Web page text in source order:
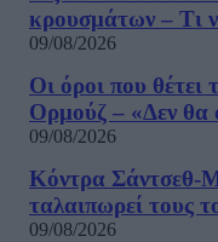
κρουσμάτων – Τι
09/08/2026
Οι όροι που
Ορμούζ – «Δεν θα
09/08/2026
Κόντρα Σάντσεθ-
ταλαιπωρεί τους
09/08/2026